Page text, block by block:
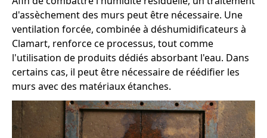
d'assèchement des murs peut être nécessaire. Une
ventilation forcée, combinée à déshumidificateurs à
Clamart, renforce ce processus, tout comme
l'utilisation de produits dédiés absorbant l'eau. Dans
certains cas, il peut être nécessaire de réédifier les
murs avec des matériaux étanches.